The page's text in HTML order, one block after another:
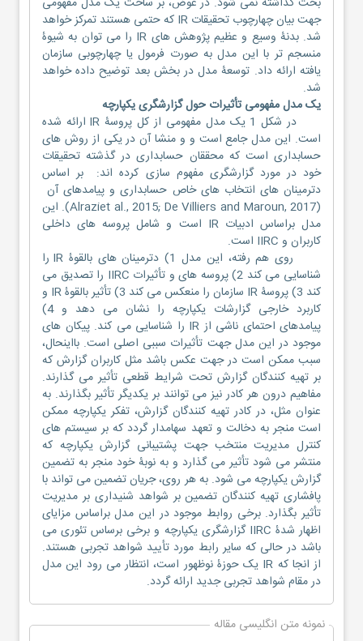
جهت بیان چهارچوب تحقیقات IR که حتمی هستند تمرکز خواهد
شد. بدنۀ وسیع و عظیم پژوهش های IR را می توان به شیوۀ
منسجم تر با این مدل به صورت فرمول یا چهارچوبی سازمان
یافته ارائه داد. توسعۀ مدل در بخش بعد توضیح داده خواهد
شد.
یک مدل مفهومی تأثیرات حول گزارشگری یکپارچه
در شکل 1 یک مدل مفهومی از کل پروسۀ IR ارائه شده
است. این مدل جامع است و و منشا آن در یکی از روش های
حسابداری است که محققان حسابداری در گذشته تحقیقات
خود در مورد گزارشگری مفهوم سازی کرده اند: بر اساس
دترمینان های انتخاب های خاص حسابداری و پیامدهای آن
(Alraziet al., 2015; De Villiers and Maroun, 2017). این
مدل براساس ادبیات IR است و شامل پروسه های داخلی
کاربران و IIRC است.
روی هم رفته، این مدل 1) دترمینان های بالقوۀ IR را
شناسایی می کند 2) پروسه های و تأثیرات IIRC را تصدیق می
کند 3) پروسۀ IR سازمان را منعکس می کند 3) تأثیر بالقوۀ IR و
کاربرد خارجی گزارشات یکپارچه را نشان می دهد و 4)
پیامدهای احتمای ناشی از IR را شناسایی می کند. پیکان های
موجود در این مدل جهت تأثیرات سببی اصلی است. بااینحال،
سبب ممکن است در جهت عکس باشد مثل کاربران گزارش که
بر تهیه کنندگان گزارش تحت شرایط قطعی تأثیر می گذارند.
مفاهیم درون هر کادر نیز می توانند بر یکدیگر تأثیر بگذارند. به
عنوان مثل، در کادر تهیه کنندگان گزارش، تفکر یکپارچه ممکن
است منجر به دخالت و تعهد سهامدار گردد که بر سیستم های
کنترل مدیریت منتخب جهت پشتیبانی گزارش یکپارچه که
منتشر می شود تأثیر می گذارد و به نوبۀ خود منجر به تضمین
گزارش یکپارچه می شود. به هر روی، جریان تضمین می تواند با
پافشاری تهیه کنندگان تضمین بر شواهد شنیداری بر مدیریت
تأثیر بگذارد. برخی روابط موجود در این مدل براساس مزایای
اظهار شدۀ IIRC گزارشگری یکپارچه و برخی برساس تئوری می
باشد در حالی که سایر رابط مورد تأیید شواهد تجربی هستند.
از انجا که IR یک حوزۀ نوظهور است، انتظار می رود این مدل
در مقام شواهد تجربی جدید ارائه گردد.
نمونه متن انگلیسی مقاله